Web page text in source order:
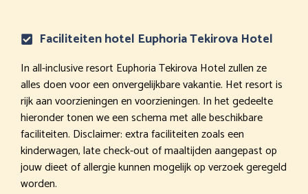
Faciliteiten hotel Euphoria Tekirova Hotel
In all-inclusive resort Euphoria Tekirova Hotel zullen ze
alles doen voor een onvergelijkbare vakantie. Het resort is
rijk aan voorzieningen en voorzieningen. In het gedeelte
hieronder tonen we een schema met alle beschikbare
faciliteiten. Disclaimer: extra faciliteiten zoals een
kinderwagen, late check-out of maaltijden aangepast op
jouw dieet of allergie kunnen mogelijk op verzoek geregeld
worden.